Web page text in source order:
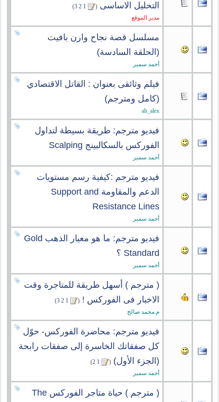
التحليل الاساسى ‏
(
1
2
3
)
مدير الموقع
مسلسل قصة نجاح وارن بافيت
(الحلقة السادسة)
أحمد سمير
فيلم وثائقى بعنوان : القاتل الاقتصادي
(كامل ومترجم)
ah_alex
فيديو مترجم: طريقة بسيطة لتداول
الفوركس بالسكالبينج Scalping
أحمد سمير
فيديو مترجم :كيفية رسم مستويات
الدعم والمقاومة Support and
Resistance Lines
أحمد سمير
فيديو مترجم: ما هو معيار الذهب Gold
Standard ؟
أحمد سمير
( مترجم ) أسهل طريقة للمتاجرة وقت
الاخبار فى الفوركس ! ‏
(
1
2
3
)
م.محمد صالح
فيديو مترجم: محاضرة الفوركس- حوّل
كل صفقاتك الخاسرة إلى صفقات رابحة
(الجزء الأول) ‏
(
1
2
)
أحمد سمير
( مترجم ) حياة متاجر الفوركس The